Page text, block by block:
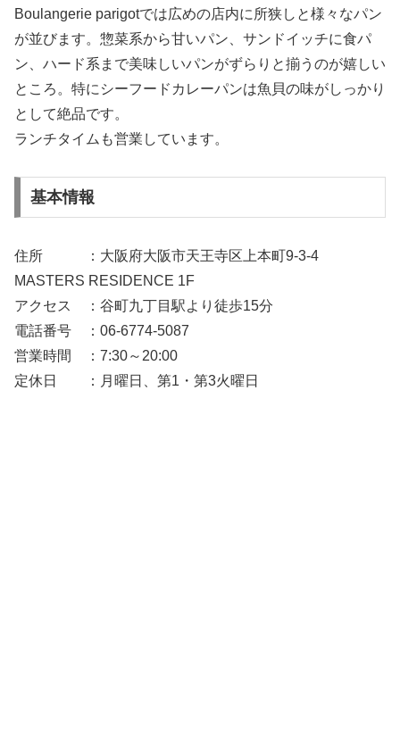
Boulangerie parigotでは広めの店内に所狭しと様々なパン
が並びます。惣菜系から甘いパン、サンドイッチに食パ
ン、ハード系まで美味しいパンがずらりと揃うのが嬉しい
ところ。特にシーフードカレーパンは魚貝の味がしっかり
として絶品です。
ランチタイムも営業しています。
基本情報
住所 ：大阪府大阪市天王寺区上本町9-3-4
MASTERS RESIDENCE 1F
アクセス ：谷町九丁目駅より徒歩15分
電話番号 ：06-6774-5087
営業時間 ：7:30～20:00
定休日 ：月曜日、第1・第3火曜日